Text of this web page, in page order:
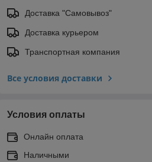
Доставка "Самовывоз"
Доставка курьером
Транспортная компания
Все условия доставки
Условия оплаты
Онлайн оплата
Наличными